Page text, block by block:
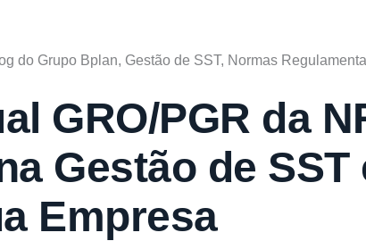
do Grupo Bplan, Gestão de SST, Normas
GRO/PGR da
Gestão de SST
Empresa